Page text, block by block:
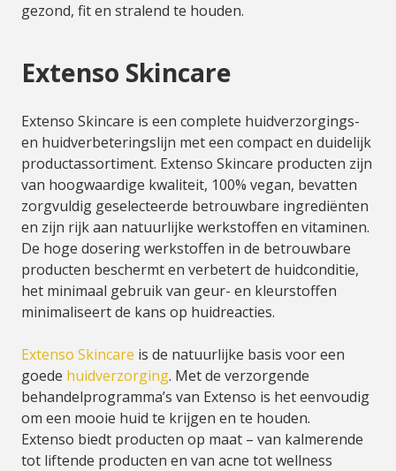
gezond, fit en stralend te houden.
Extenso Skincare
Extenso Skincare is een complete huidverzorgings-
en huidverbeteringslijn met een compact en duidelijk
productassortiment. Extenso Skincare producten zijn
van hoogwaardige kwaliteit, 100% vegan, bevatten
zorgvuldig geselecteerde betrouwbare ingrediënten
en zijn rijk aan natuurlijke werkstoffen en vitaminen.
De hoge dosering werkstoffen in de betrouwbare
producten beschermt en verbetert de huidconditie,
het minimaal gebruik van geur- en kleurstoffen
minimaliseert de kans op huidreacties.
Extenso Skincare is de natuurlijke basis voor een
goede huidverzorging. Met de verzorgende
behandelprogramma’s van Extenso is het eenvoudig
om een mooie huid te krijgen en te houden.
Extenso biedt producten op maat – van kalmerende
tot liftende producten en van acne tot wellness